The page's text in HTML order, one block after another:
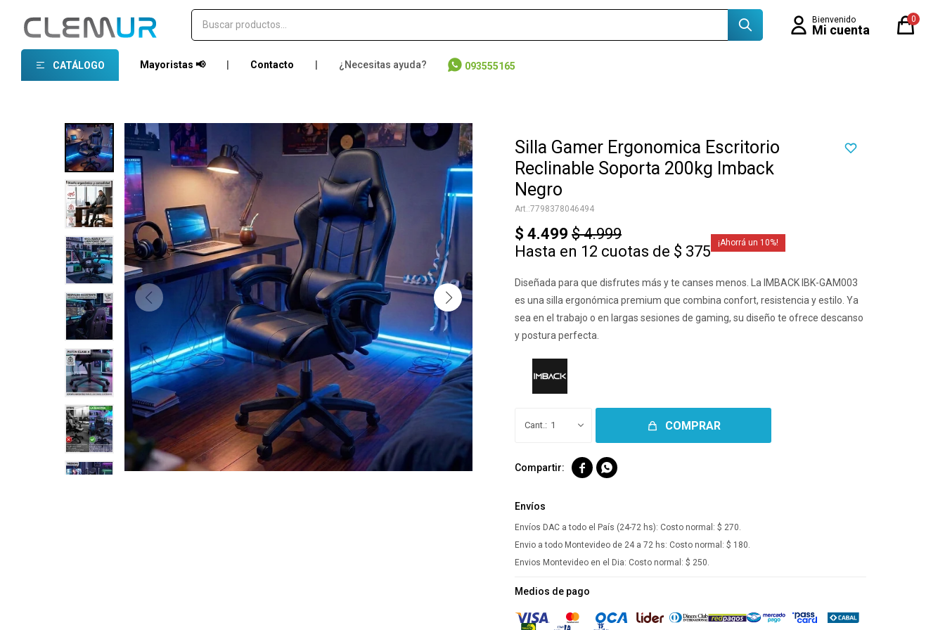
CATÁLOGO Mayoristas 📢 Contacto ¿Necesitas ayuda? 093555165
0
Silla Gamer Ergonomica Escritorio
Reclinable Soporta 200kg Imback
Negro
7798378046494
$ 4.499 $ 4.999
Hasta en 12 cuotas de $ 375
10
Diseñada para que disfrutes más y te canses menos. La IMBACK IBK-GAM003
es una silla ergonómica premium que combina confort, resistencia y estilo. Ya
sea en el trabajo o en largas sesiones de gaming, su diseño te ofrece descanso
y postura perfecta.
1 COMPRAR
 
Envíos
Envíos DAC a todo el País (24-72 hs): Costo normal: $ 270.
Envio a todo Montevideo de 24 a 72 hs: Costo normal: $ 180.
Envios Montevideo en el Dia: Costo normal: $ 250.
Medios de pago